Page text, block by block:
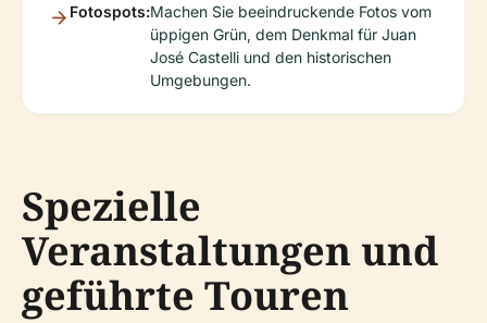
Fotospots:Machen Sie beeindruckende Fotos vom
üppigen Grün, dem Denkmal für Juan
José Castelli und den historischen
Umgebungen.
Spezielle
Veranstaltungen und
geführte Touren